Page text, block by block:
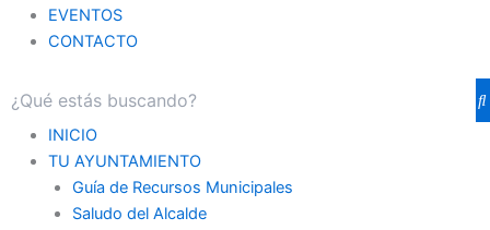
EVENTOS
CONTACTO
INICIO
TU AYUNTAMIENTO
Guía de Recursos Municipales
Saludo del Alcalde